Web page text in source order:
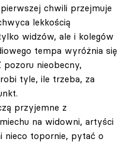
chwili przejmuje
lekkością
widzów, ale i kolegów
tempa wyróżnia się
pozoru nieobecny,
tyle, ile trzeba, za
przyjemne z
na widowni, artyści
nieco topornie, pytać o